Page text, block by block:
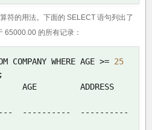
符的用法。下面的 SELECT 语句列出了
65000.00 的所有记录：
COMPANY WHERE AGE >= 25
;
AGE         ADDRESS
----------
----------